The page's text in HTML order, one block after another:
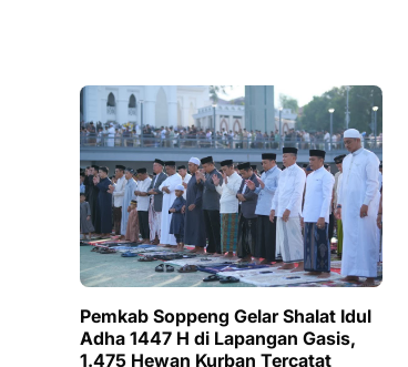
Pemkab Soppeng Gelar Shalat Idul
Adha 1447 H di Lapangan Gasis,
1.475 Hewan Kurban Tercatat